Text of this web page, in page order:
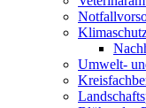
Umwelt-